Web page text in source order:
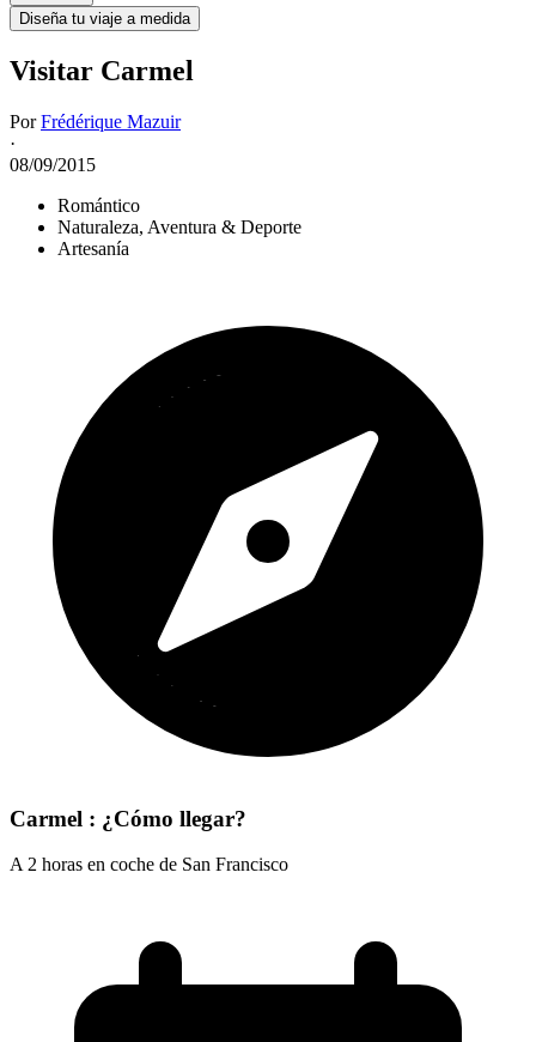
Diseña tu viaje a medida
Visitar Carmel
PorFrédérique Mazuir
·
08/09/2015
Romántico
Naturaleza, Aventura & Deporte
Artesanía
Carmel : ¿Cómo llegar?
A 2 horas en coche de San Francisco